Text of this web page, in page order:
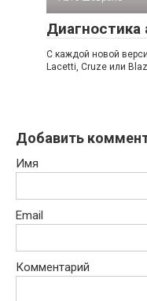
С каждой новой
Lacetti, Cruze или
Добавить
Имя
Email
Комментарий